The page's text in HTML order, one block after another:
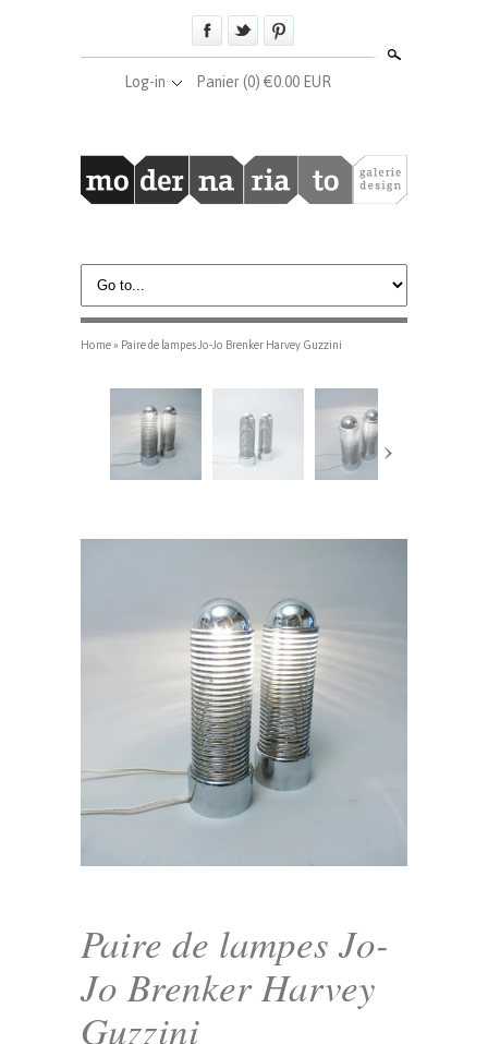
Log-in Panier(0) €0.00 EUR
Home» Paire de lampes Jo-Jo Brenker Harvey Guzzini
›
Paire de lampes Jo-
Jo Brenker Harvey
Guzzini